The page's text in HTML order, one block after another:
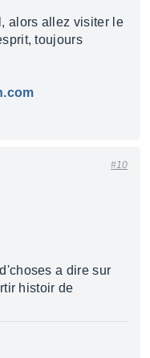
alors allez visiter le
toujours
#10
a dire sur
histoir de